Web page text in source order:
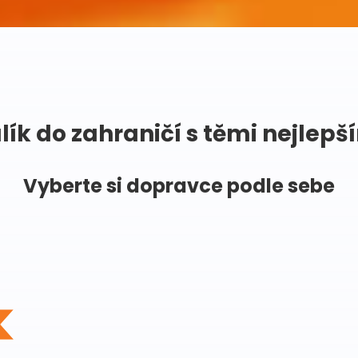
do zahraničí s těmi
Vyberte si dopravce podle sebe